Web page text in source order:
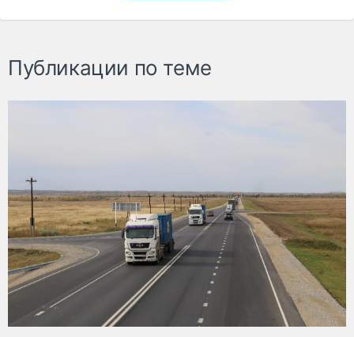
Публикации по теме